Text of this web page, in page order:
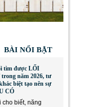
BÀI NỔI BẬT
tìm được LỐI
năm 2026, tư
biệt tạo nên sự
CÓ
cho biết, năng